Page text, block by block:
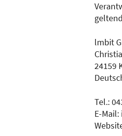
lmbit
24159
Tel.:
E-